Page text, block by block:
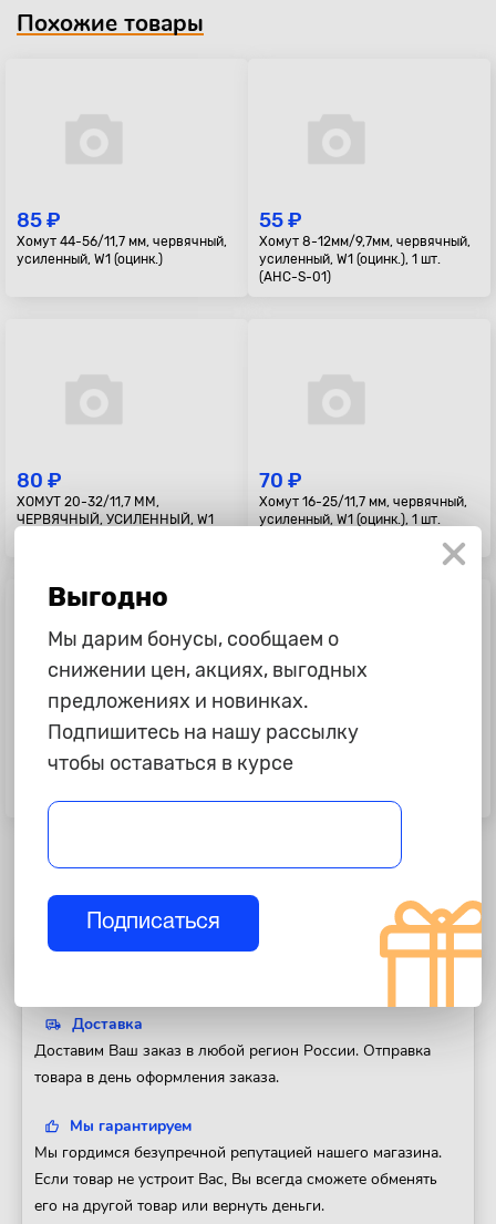
Похожие товары
85 ₽
Хомут 44-56/11,7 мм, червячный,
усиленный, W1 (оцинк.)
55 ₽
Хомут 8-12мм/9,7мм, червячный,
усиленный, W1 (оцинк.), 1 шт.
(AHC-S-01)
80 ₽
ХОМУТ 20-32/11,7 ММ,
ЧЕРВЯЧНЫЙ, УСИЛЕННЫЙ, W1
70 ₽
Хомут 16-25/11,7 мм, червячный,
усиленный, W1 (оцинк.), 1 шт.
80 ₽
Хомут 25-40/11,7 мм, червячный,
(AHC-S-11)
55 ₽
Хомут 10-16/9,7ММ, ЧЕРВЯЧНЫЙ
Доставка
Доставим Ваш заказ в любой регион России. Отправка
товара в день оформления заказа.
Мы гарантируем
Мы гордимся безупречной репутацией нашего магазина.
Если товар не устроит Вас, Вы всегда сможете обменять
его на другой товар или вернуть деньги.
Выгодно
Мы дарим бонусы, сообщаем о
снижении цен, акциях, выгодных
предложениях и новинках.
Подпишитесь на нашу рассылку
чтобы оставаться в курсе
Подписаться